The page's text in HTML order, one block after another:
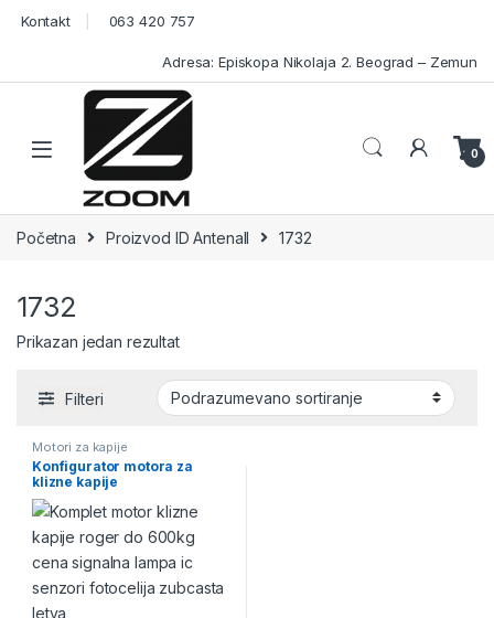
Skip to navigation
Skip to content
Kontakt 063 420 757
Adresa: Episkopa Nikolaja 2. Beograd – Zemun
Open 0
Početna Proizvod ID Antenall 1732
1732
Prikazan jedan rezultat
Filteri
Motori za kapije
Konfigurator motora za
klizne kapije